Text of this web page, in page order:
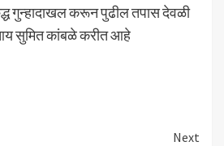
गुन्हादाखल करून पुढील तपास देवळी
सुमित कांबळे करीत आहे
Next